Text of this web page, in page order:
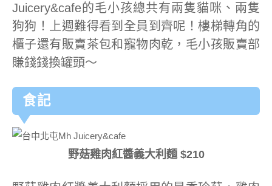
Juicery&cafe的毛小孩總共有兩隻貓咪、兩隻
狗狗！上週難得看到全員到齊呢！樓梯轉角的
櫃子還有販賣茶包和寵物肉乾，毛小孩販賣部
賺錢錢換罐頭～
食記
野菇雞肉紅醬義大利麵 $210